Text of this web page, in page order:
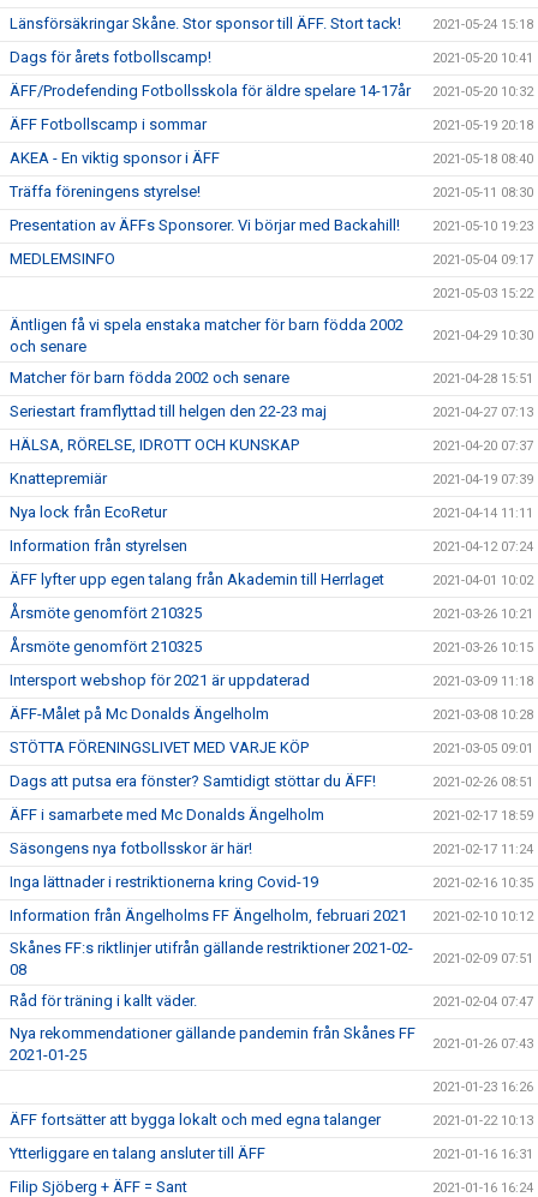
Länsförsäkringar Skåne. Stor sponsor till ÄFF. Stort tack! 2021-05-24 15:18
Dags för årets fotbollscamp! 2021-05-20 10:41
ÄFF/Prodefending Fotbollsskola för äldre spelare 14-17år 2021-05-20 10:32
ÄFF Fotbollscamp i sommar 2021-05-19 20:18
AKEA - En viktig sponsor i ÄFF 2021-05-18 08:40
Träffa föreningens styrelse! 2021-05-11 08:30
Presentation av ÄFFs Sponsorer. Vi börjar med Backahill! 2021-05-10 19:23
MEDLEMSINFO 2021-05-04 09:17
2021-05-03 15:22
Äntligen få vi spela enstaka matcher för barn födda 2002
och senare
2021-04-29 10:30
Matcher för barn födda 2002 och senare 2021-04-28 15:51
Seriestart framflyttad till helgen den 22-23 maj 2021-04-27 07:13
HÄLSA, RÖRELSE, IDROTT OCH KUNSKAP 2021-04-20 07:37
Knattepremiär 2021-04-19 07:39
Nya lock från EcoRetur 2021-04-14 11:11
Information från styrelsen 2021-04-12 07:24
ÄFF lyfter upp egen talang från Akademin till Herrlaget 2021-04-01 10:02
Årsmöte genomfört 210325 2021-03-26 10:21
Årsmöte genomfört 210325 2021-03-26 10:15
Intersport webshop för 2021 är uppdaterad 2021-03-09 11:18
ÄFF-Målet på Mc Donalds Ängelholm 2021-03-08 10:28
STÖTTA FÖRENINGSLIVET MED VARJE KÖP 2021-03-05 09:01
Dags att putsa era fönster? Samtidigt stöttar du ÄFF! 2021-02-26 08:51
ÄFF i samarbete med Mc Donalds Ängelholm 2021-02-17 18:59
Säsongens nya fotbollsskor är här! 2021-02-17 11:24
Inga lättnader i restriktionerna kring Covid-19 2021-02-16 10:35
Information från Ängelholms FF Ängelholm, februari 2021 2021-02-10 10:12
Skånes FF:s riktlinjer utifrån gällande restriktioner 2021-02-
08
2021-02-09 07:51
Råd för träning i kallt väder. 2021-02-04 07:47
Nya rekommendationer gällande pandemin från Skånes FF
2021-01-25
2021-01-26 07:43
2021-01-23 16:26
ÄFF fortsätter att bygga lokalt och med egna talanger 2021-01-22 10:13
Ytterliggare en talang ansluter till ÄFF 2021-01-16 16:31
Filip Sjöberg + ÄFF = Sant 2021-01-16 16:24